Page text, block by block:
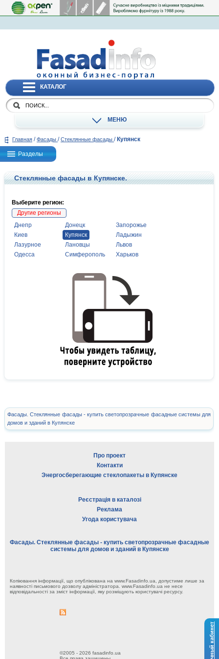
Личный кабинет
КАТАЛОГ
МЕНЮ
Главная / Фасады / Стеклянные фасады / Купянск
Разделы
Стеклянные фасады в Купянске.
Выберите регион:
Другие регионы
Днепр
Донецк
Запорожье
Киев
Купянск
Ладыжин
Лазурное
Лановцы
Львов
Одесса
Симферополь Харьков
Фасады. Стеклянные фасады - купить светопрозрачные фасадные системы для
домов и зданий в Купянске
Про проект
Контакти
Энергосберегающие стеклопакеты в Купянске
Реєстрація в каталозі
Реклама
Угода користувача
Фасады. Стеклянные фасады - купить светопрозрачные фасадные
системы для домов и зданий в Купянске
Копіювання інформації, що опублікована на www.Fasadinfo.ua, допустиме лише за
наявності письмового дозволу адміністратора. www.Fasadinfo.ua не несе
відповідальності за зміст інформації, яку розміщують користувачі ресурсу.
©2005 - 2026 fasadinfo.ua